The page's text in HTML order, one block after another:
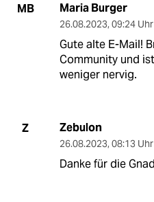
MB Maria Burger
26.08.2023, 09:24 Uhr
Gute alte E-Mail!
Community und
weniger nervig.
Z Zebulon
26.08.2023, 08:13 Uhr
Danke für die